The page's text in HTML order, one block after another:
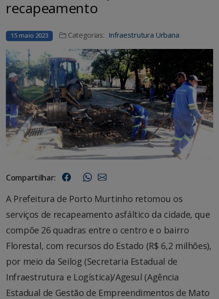
recapeamento
15 maio 2023 Categorias: Infraestrutura Urbana
Compartilhar:
A Prefeitura de Porto Murtinho retomou os
serviços de recapeamento asfáltico da cidade, que
compõe 26 quadras entre o centro e o bairro
Florestal, com recursos do Estado (R$ 6,2 milhões),
por meio da Seilog (Secretaria Estadual de
Infraestrutura e Logística)/Agesul (Agência
Estadual de Gestão de Empreendimentos de Mato